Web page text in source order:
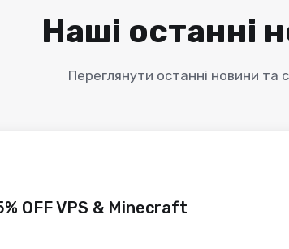
Наші останні
Переглянути останні новини та
OFF VPS & Minecraft